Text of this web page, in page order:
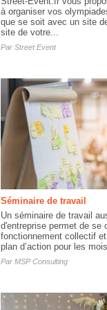
à organiser vos
que se soit avec un site
site de votre...
Par Street Event
Séminaire de travail
Un séminaire de travail
d'entreprise permet de se
fonctionnement collectif et
plan d’action pour les
Par MSP Consulting